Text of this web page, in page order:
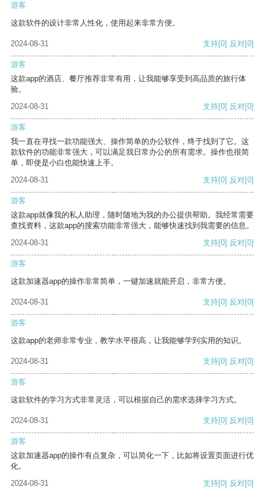
游客
这款软件的设计非常人性化，使用起来非常方便。
2024-08-31 支持[0] 反对[0]
游客
这款app的酒店、餐厅推荐非常有用，让我能够享受到高品质的旅行体
验。
2024-08-31
支持[0] 反对[0]
游客
我一直在寻找一款功能强大、操作简单的办公软件，终于找到了它。这
款软件的功能非常强大，可以满足我日常办公的所有需求。操作也很简
单，即使是小白也能快速上手。
2024-08-31
支持[0] 反对[0]
游客
这款app就像我的私人助理，随时随地为我的办公提供帮助。我经常需要
查找资料，这款app的搜索功能非常强大，能够快速找到我需要的信息。
2024-08-31
支持[0] 反对[0]
游客
这款加速器app的操作非常简单，一键加速就能开启，非常方便。
2024-08-31 支持[0] 反对[0]
游客
这款app的老师非常专业，教学水平很高，让我能够学到实用的知识。
2024-08-31 支持[0] 反对[0]
游客
这款软件的学习方式非常灵活，可以根据自己的需求选择学习方式。
2024-08-31 支持[0] 反对[0]
游客
这款加速器app的操作有点复杂，可以简化一下，比如将设置页面进行优
化。
2024-08-31
支持[0] 反对[0]